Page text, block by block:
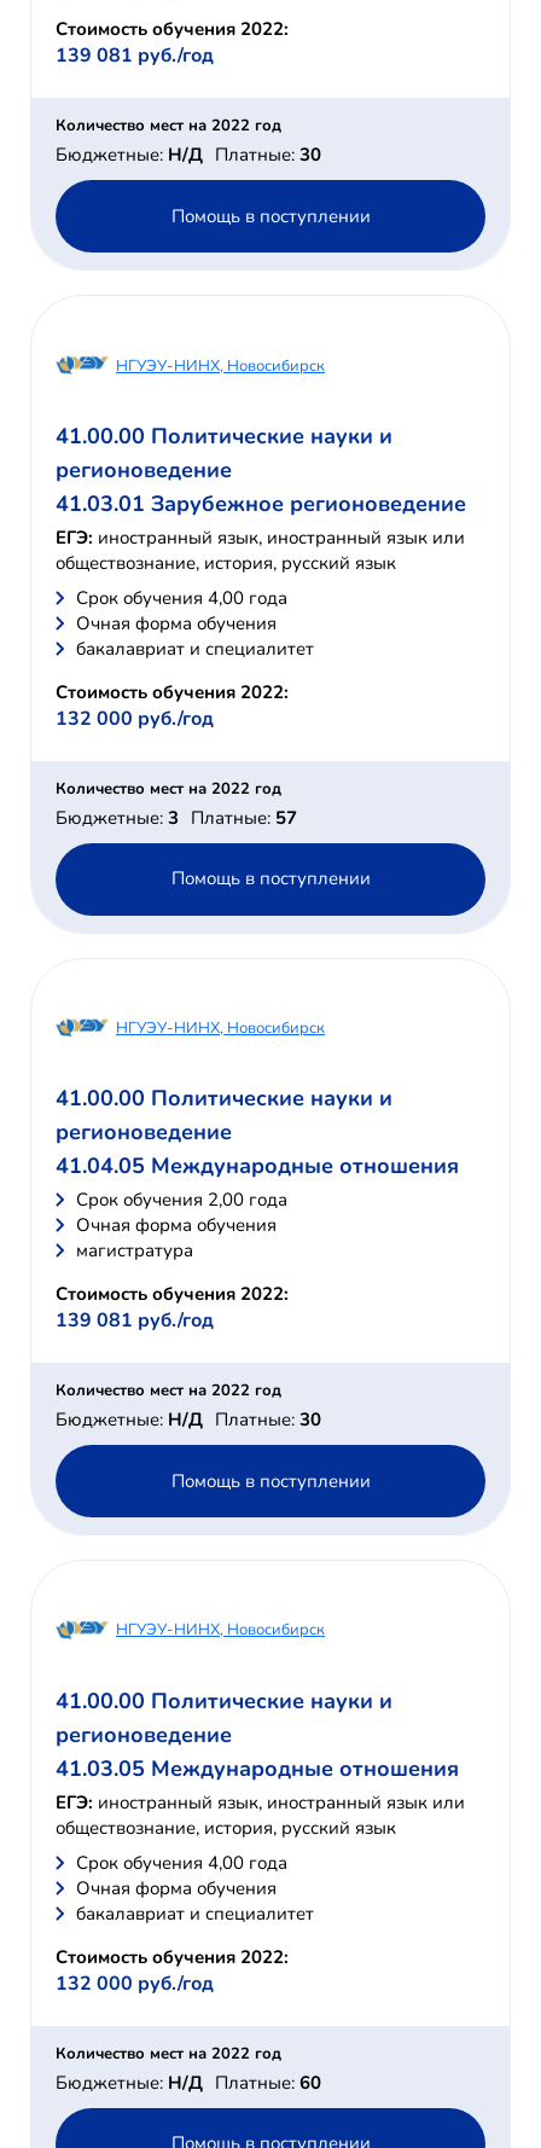
Стоимость обучения 2022:
139 081 руб./год
Количество мест на 2022 год
Бюджетные: Н/Д Платные: 30
Помощь в поступлении
НГУЭУ-НИНХ, Новосибирск
41.00.00 Политические науки и
регионоведение
41.03.01 Зарубежное регионоведение
ЕГЭ: иностранный язык, иностранный язык или
обществознание, история, русский язык
Cрок обучения 4,00 года
Очная форма обучения
бакалавриат и специалитет
Стоимость обучения 2022:
132 000 руб./год
Количество мест на 2022 год
Бюджетные: 3 Платные: 57
Помощь в поступлении
НГУЭУ-НИНХ, Новосибирск
41.00.00 Политические науки и
регионоведение
41.04.05 Международные отношения
Cрок обучения 2,00 года
Очная форма обучения
магистратура
Стоимость обучения 2022:
139 081 руб./год
Количество мест на 2022 год
Бюджетные: Н/Д Платные: 30
Помощь в поступлении
НГУЭУ-НИНХ, Новосибирск
41.00.00 Политические науки и
регионоведение
41.03.05 Международные отношения
ЕГЭ: иностранный язык, иностранный язык или
обществознание, история, русский язык
Cрок обучения 4,00 года
Очная форма обучения
бакалавриат и специалитет
Стоимость обучения 2022:
132 000 руб./год
Количество мест на 2022 год
Бюджетные: Н/Д Платные: 60